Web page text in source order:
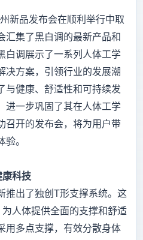
新品发布会在顺利举行中取
汇集了黑白调的最新产品和
白调展示了一系列人体工学
决方案，引领行业的发展潮
与健康、舒适性和可持续发
进一步巩固了其在人体工学
召开的发布会，将为用户带
。
康科技
推出了独创T形支撑系统。这
人体提供全面的支撑和舒适
用多点支撑，有效分散身体